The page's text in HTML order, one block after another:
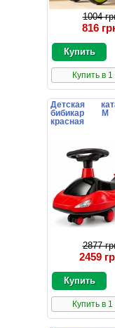
1004
816
Купить в 1
Детская
бибикар M
2877
2459
Купить в 1